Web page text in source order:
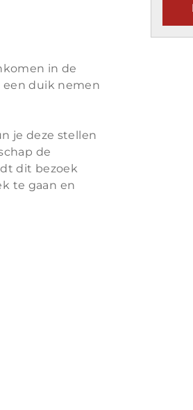
in de
een duik nemen
je deze stellen
de
dit bezoek
te gaan en